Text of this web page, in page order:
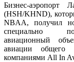
Бизнес-аэропорт
(HSH/KHND),
NBAA, получил
специально
авиационный
авиации общего
компаниями All In